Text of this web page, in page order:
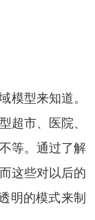
型来知道。
市、医院、
等。通过了解
这些对以后的
明的模式来制